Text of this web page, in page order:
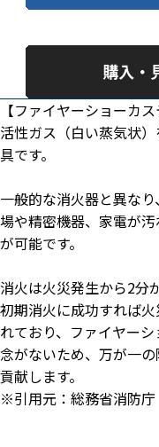
【ファイヤーショーカ
活性ガス（白い蒸気状
具です。
一般的な消火器と異な
場や精密機器、家電が
が可能です。
消火は火災発生から2分
初期消火に成功すれば
れており、ファイヤー
念がないため、万が一
貢献します。
※引用元：総務省消防庁